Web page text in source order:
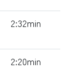
2:32min
2:20min